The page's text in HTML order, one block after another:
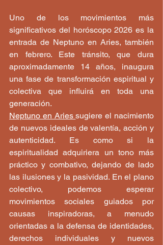
Uno de los movimientos más
significativos del horóscopo 2026 es la
entrada de Neptuno en Aries, también
en febrero. Este tránsito, que dura
aproximadamente 14 años, inaugura
una fase de transformación espiritual y
colectiva que influirá en toda una
generación.
Neptuno en Aries sugiere el nacimiento
de nuevos ideales de valentía, acción y
autenticidad. Es como si la
espiritualidad adquiriera un tono más
práctico y combativo, dejando de lado
las ilusiones y la pasividad. En el plano
colectivo, podemos esperar
movimientos sociales guiados por
causas inspiradoras, a menudo
orientadas a la defensa de identidades,
derechos individuales y nuevos